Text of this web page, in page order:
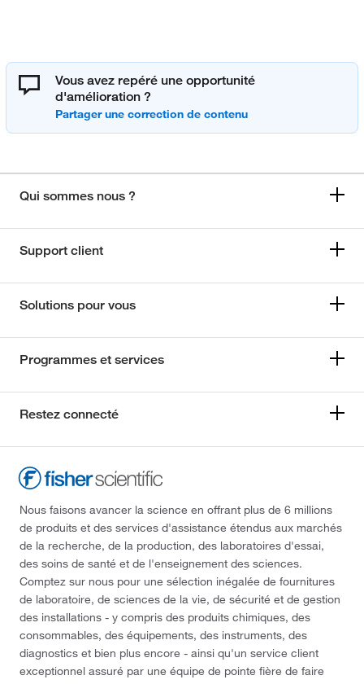
Vous avez repéré une opportunité
d'amélioration ?
Qui sommes nous ?
Support client
Solutions pour vous
Programmes et services
Restez connecté
Nous faisons avancer la science en offrant plus de 6 millions
de produits et des services d'assistance étendus aux marchés
de la recherche, de la production, des laboratoires d'essai,
des soins de santé et de l'enseignement des sciences.
Comptez sur nous pour une sélection inégalée de fournitures
de laboratoire, de sciences de la vie, de sécurité et de gestion
des installations - y compris des produits chimiques, des
consommables, des équipements, des instruments, des
diagnostics et bien plus encore - ainsi qu'un service client
exceptionnel assuré par une équipe de pointe fière de faire